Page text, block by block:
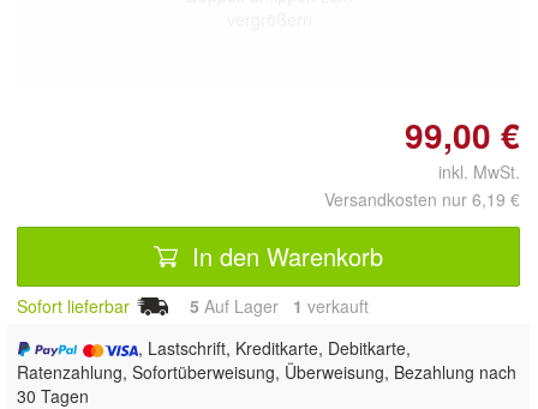
99,00 €
inkl. MwSt.
Versandkosten nur 6,19 €
In den Warenkorb
Sofort lieferbar 5 Auf Lager 1 verkauft
, Lastschrift, Kreditkarte, Debitkarte,
Ratenzahlung, Sofortüberweisung, Überweisung, Bezahlung nach
30 Tagen